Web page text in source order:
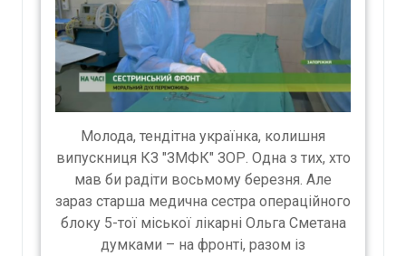
Молода, тендітна українка, колишня
випускниця КЗ "ЗМФК" ЗОР. Одна з тих, хто
мав би радіти восьмому березня. Але
зараз старша медична сестра операційного
блоку 5-тої міської лікарні Ольга Сметана
думками – на фронті, разом із